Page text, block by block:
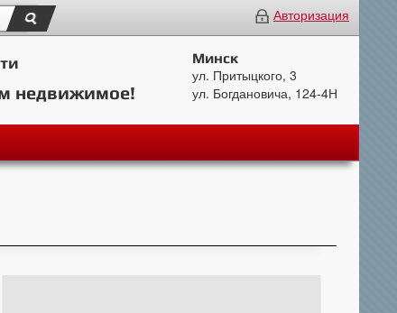
Авторизация
недвижимое!
Минск
ул. Притыцкого, 3
ул. Богдановича, 124-4Н